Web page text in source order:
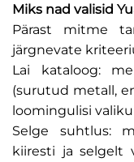
Miks nad valisid
Pärast mitme
järgnevate
Lai kataloog:
(surutud metall,
loomingulisi
Selge suhtlus:
kiiresti ja selgelt